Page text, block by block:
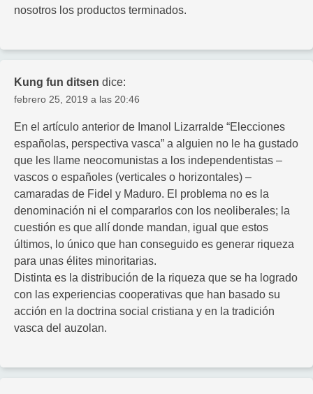
nosotros los productos terminados.
Kung fun ditsen dice:
febrero 25, 2019 a las 20:46
En el artículo anterior de Imanol Lizarralde “Elecciones
españolas, perspectiva vasca” a alguien no le ha gustado
que les llame neocomunistas a los independentistas –
vascos o españoles (verticales o horizontales) –
camaradas de Fidel y Maduro. El problema no es la
denominación ni el compararlos con los neoliberales; la
cuestión es que allí donde mandan, igual que estos
últimos, lo único que han conseguido es generar riqueza
para unas élites minoritarias.
Distinta es la distribución de la riqueza que se ha logrado
con las experiencias cooperativas que han basado su
acción en la doctrina social cristiana y en la tradición
vasca del auzolan.